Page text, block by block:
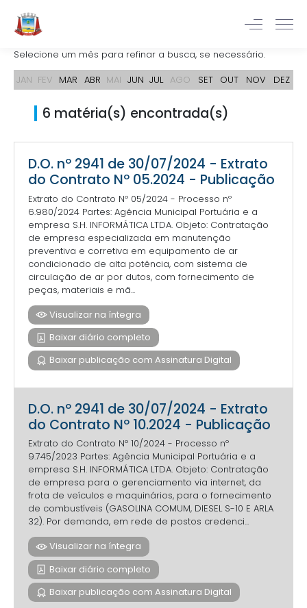
Selecione um mês para refinar a busca, se necessário.
JAN FEV MAR ABR MAI JUN JUL AGO SET OUT NOV DEZ
6 matéria(s) encontrada(s)
D.O. nº 2941 de 30/07/2024 - Extrato
do Contrato Nº 05.2024 - Publicação
Extrato do Contrato Nº 05/2024 - Processo nº
6.980/2024 Partes: Agência Municipal Portuária e a
empresa S.H. INFORMÁTICA LTDA. Objeto: Contratação
de empresa especializada em manutenção
preventiva e corretiva em equipamento de ar
condicionado de alta potência, com sistema de
circulação de ar por dutos, com fornecimento de
peças, materiais e mã...
Visualizar na íntegra
Baixar diário completo
Baixar publicação com Assinatura Digital
D.O. nº 2941 de 30/07/2024 - Extrato
do Contrato Nº 10.2024 - Publicação
Extrato do Contrato Nº 10/2024 - Processo nº
9.745/2023 Partes: Agência Municipal Portuária e a
empresa S.H. INFORMÁTICA LTDA. Objeto: Contratação
de empresa para o gerenciamento via internet, da
frota de veículos e maquinários, para o fornecimento
de combustíveis (GASOLINA COMUM, DIESEL S-10 E ARLA
32). Por demanda, em rede de postos credenci...
Visualizar na íntegra
Baixar diário completo
Baixar publicação com Assinatura Digital